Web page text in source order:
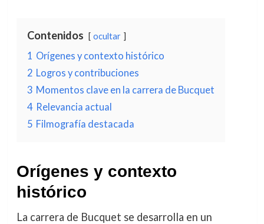
Contenidos ocultar
1 Orígenes y contexto histórico
2 Logros y contribuciones
3 Momentos clave en la carrera de Bucquet
4 Relevancia actual
5 Filmografía destacada
Orígenes y contexto
histórico
La carrera de Bucquet se desarrolla en un